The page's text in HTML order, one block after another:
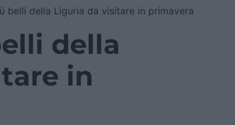
belli della Liguria da visitare in primavera
della
in